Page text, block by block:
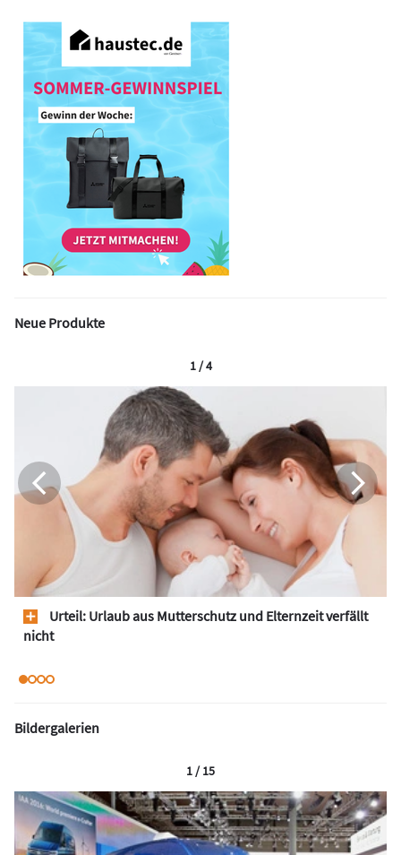
Neue Produkte
Urteil: Urlaub aus Mutterschutz und Elternzeit verfällt
nicht
1 / 4
Bildergalerien
1 / 15